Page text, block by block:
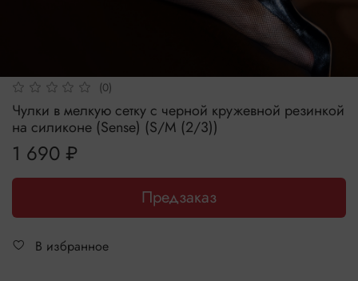
(0)
Чулки в мелкую сетку с черной кружевной резинкой
на силиконе (Sense) (S/M (2/3))
1 690 ₽
Предзаказ
В избранное